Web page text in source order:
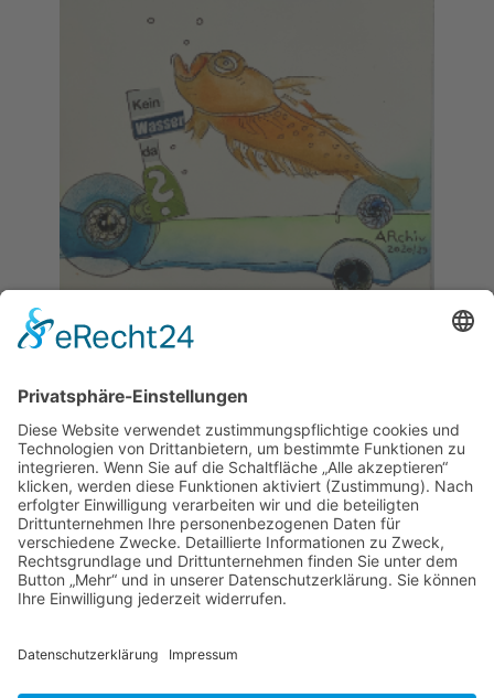
Bildelemente
Nr. 1:Wasser
Konkret:Wasser- Charakter:Lebenselement